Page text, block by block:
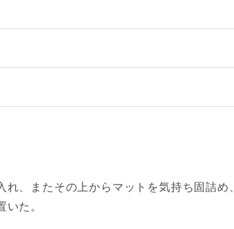
、またその上からマットを気持ち固詰め、
た。